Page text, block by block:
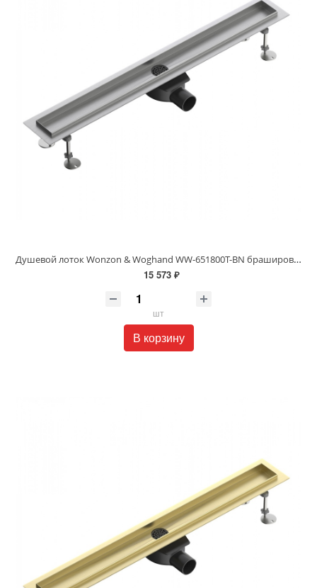
Душевой лоток Wonzon & Woghand WW-651800T-BN брашированный никель
15 573 ₽
шт
В корзину